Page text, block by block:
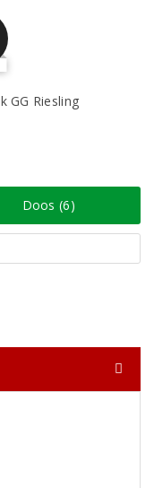
Doos (6)